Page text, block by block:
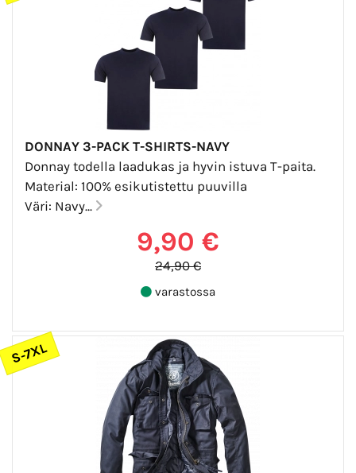
DONNAY 3-PACK T-SHIRTS-NAVY
Donnay todella laadukas ja hyvin istuva T-paita.
Material: 100% esikutistettu puuvilla
Väri: Navy...
9,90 €
24,90 €
varastossa
S-7XL